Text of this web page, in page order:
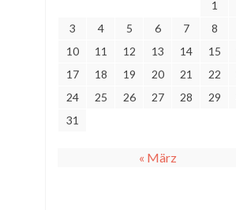
1
3
4 5 6 7 8
10
11 12 13 14 15
17
18 19 20 21 22
24
25 26 27 28 29
31
« März